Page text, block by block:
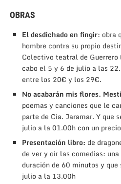
OBRAS
El desdichado en fingir: obra
hombre contra su propio
Colectivo teatral de
cabo el 5 y 6 de julio a las
entre los 20€ y los 29€.
No acabarán mis flores.
poemas y canciones que le
parte de Cía. Jaramar. Y que
julio a la 01.00h con un
Presentación libro: de
de ver y oír las comedias:
duración de 60 minutos y
julio a la 13.00h